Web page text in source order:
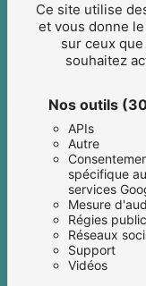
En
** Les
droits
fins
Ce site utilise
et vous donne
sur ceux
souhaitez
Nos outils
APIs
Autre
spécifique
services
Mesure
Régies
Réseaux
Support
Vidéos